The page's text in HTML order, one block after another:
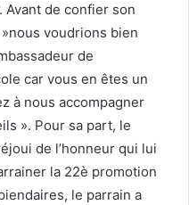
de confier son
voudrions bien
de
car vous en êtes un
à nous accompagner
». Pour sa part, le
de l’honneur qui lui
la 22è promotion
le parrain a